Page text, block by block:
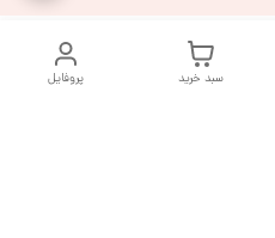
پروفایل سبد خرید